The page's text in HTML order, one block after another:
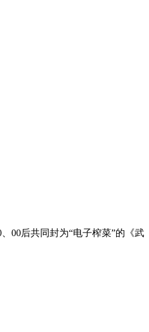
00后共同封为“电子榨菜”的《武